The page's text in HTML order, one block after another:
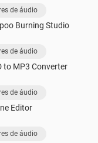
de áudio
Burning Studio
de áudio
to MP3 Converter
de áudio
Editor
de áudio